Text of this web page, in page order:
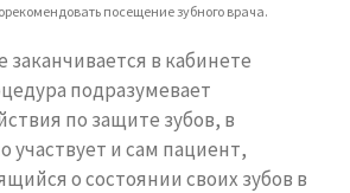
посещение зубного врача.
заканчивается в кабинете
подразумевает
по защите зубов, в
участвует и сам пациент,
о состоянии своих зубов в